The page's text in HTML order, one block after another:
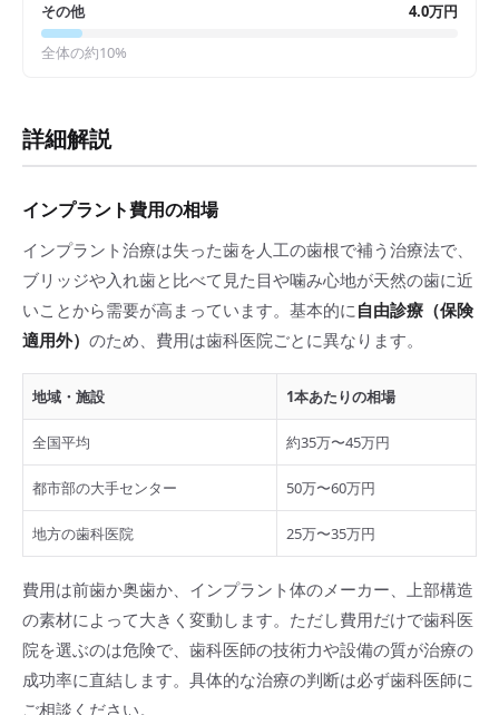
その他 4.0万円
全体の約10%
詳細解説
インプラント費用の相場
インプラント治療は失った歯を人工の歯根で補う治療法で、
ブリッジや入れ歯と比べて見た目や噛み心地が天然の歯に近
いことから需要が高まっています。基本的に自由診療（保険
適用外） のため、費用は歯科医院ごとに異なります。
地域・施設 1本あたりの相場
全国平均 約35万〜45万円
都市部の大手センター 50万〜60万円
地方の歯科医院 25万〜35万円
費用は前歯か奥歯か、インプラント体のメーカー、上部構造
の素材によって大きく変動します。ただし費用だけで歯科医
院を選ぶのは危険で、歯科医師の技術力や設備の質が治療の
成功率に直結します。具体的な治療の判断は必ず歯科医師に
ご相談ください。